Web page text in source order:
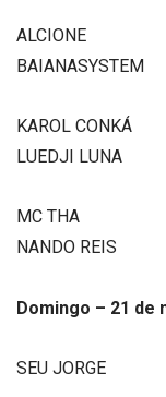
ALCIONE
BAIANASYSTEM
KAROL CONKÁ
LUEDJI LUNA
MC THA
NANDO REIS
Domingo – 21 de
SEU JORGE